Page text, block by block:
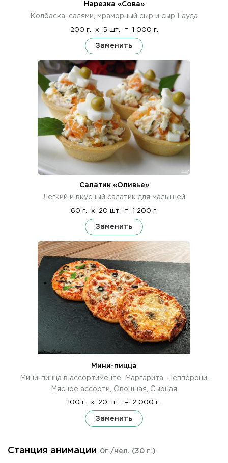
Нарезка «Сова»
Колбаска, салями, мраморный сыр и сыр Гауда
200 г. x 5 шт. = 1 000 г.
Заменить
Салатик «Оливье»
Легкий и вкусный салатик для малышей
60 г. x 20 шт. = 1 200 г.
Заменить
Мини-пицца
Мини-пицца в ассортименте: Маргарита, Пепперони,
Мясное ассорти, Овощная, Сырная
100 г. x 20 шт. = 2 000 г.
Заменить
Станция анимации 0г./чел. (30 г.)